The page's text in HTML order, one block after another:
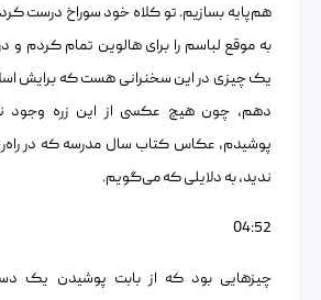
هم‌پایه بسازیم. تو کلاه خود سوراخ درست
به موقع لباسم را برای هالوین تمام کردم و
یک چیزی در این سخنرانی هست که برایش
دهم، چون هیچ عکسی از این زره وجود
پوشیدم، عکاس کتاب سال مدرسه که در
ندید، به دلایلی که می‌گویم.
04:52
چیزهایی بود که از بابت پوشیدن یک